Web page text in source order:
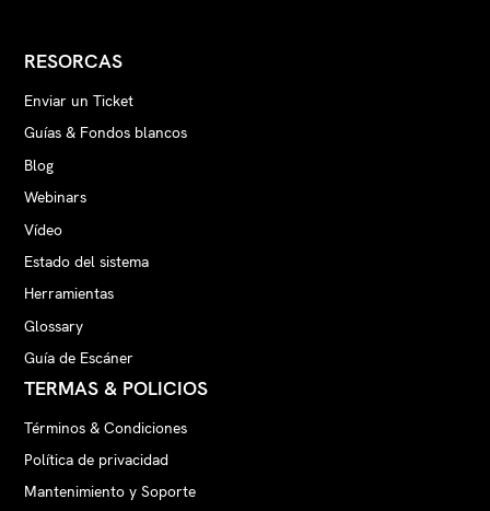
RESORCAS
Enviar un Ticket
Guías & Fondos blancos
Blog
Webinars
Vídeo
Estado del sistema
Herramientas
Glossary
Guía de Escáner
TERMAS & POLICIOS
Términos & Condiciones
Política de privacidad
Mantenimiento y Soporte